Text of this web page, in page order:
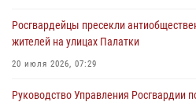
Росгвардейцы пресекли
жителей на улицах Палатки
20 июля 2026, 07:29
Руководство Управления Росгвардии